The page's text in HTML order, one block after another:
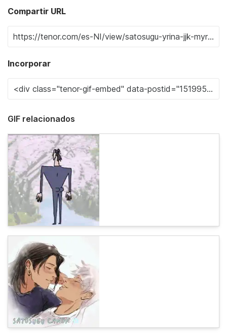
Compartir URL
Incorporar
GIF relacionados